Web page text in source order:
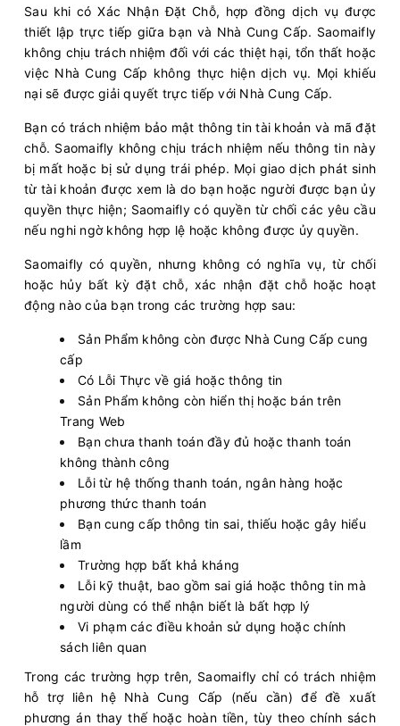
Sau khi có Xác Nhận Đặt Chỗ, hợp đồng dịch vụ được
thiết lập trực tiếp giữa bạn và Nhà Cung Cấp. Saomaifly
không chịu trách nhiệm đối với các thiệt hại, tổn thất hoặc
việc Nhà Cung Cấp không thực hiện dịch vụ. Mọi khiếu
nại sẽ được giải quyết trực tiếp với Nhà Cung Cấp.
Bạn có trách nhiệm bảo mật thông tin tài khoản và mã đặt
chỗ. Saomaifly không chịu trách nhiệm nếu thông tin này
bị mất hoặc bị sử dụng trái phép. Mọi giao dịch phát sinh
từ tài khoản được xem là do bạn hoặc người được bạn ủy
quyền thực hiện; Saomaifly có quyền từ chối các yêu cầu
nếu nghi ngờ không hợp lệ hoặc không được ủy quyền.
Saomaifly có quyền, nhưng không có nghĩa vụ, từ chối
hoặc hủy bất kỳ đặt chỗ, xác nhận đặt chỗ hoặc hoạt
động nào của bạn trong các trường hợp sau:
Sản Phẩm không còn được Nhà Cung Cấp cung
cấp
Có Lỗi Thực về giá hoặc thông tin
Sản Phẩm không còn hiển thị hoặc bán trên
Trang Web
Bạn chưa thanh toán đầy đủ hoặc thanh toán
không thành công
Lỗi từ hệ thống thanh toán, ngân hàng hoặc
phương thức thanh toán
Bạn cung cấp thông tin sai, thiếu hoặc gây hiểu
lầm
Trường hợp bất khả kháng
Lỗi kỹ thuật, bao gồm sai giá hoặc thông tin mà
người dùng có thể nhận biết là bất hợp lý
Vi phạm các điều khoản sử dụng hoặc chính
sách liên quan
Trong các trường hợp trên, Saomaifly chỉ có trách nhiệm
hỗ trợ liên hệ Nhà Cung Cấp (nếu cần) để đề xuất
phương án thay thế hoặc hoàn tiền, tùy theo chính sách